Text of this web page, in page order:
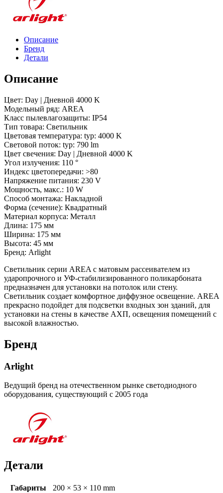
Day4000
(GR,
110
230V)
(Arlight,
IP54
3
Описание
Бренд
Детали
Описание
Цвет: Day | Дневной 4000 K
Модельный ряд: AREA
Класс пылевлагозащиты: IP54
Тип товара: Светильник
Цветовая температура: typ: 4000 K
Световой поток: typ: 790 lm
Цвет свечения: Day | Дневной 4000 K
Угол излучения: 110 °
Индекс цветопередачи: >80
Напряжение питания: 230 V
Мощность, макс.: 10 W
Способ монтажа: Накладной
Форма (сечение): Квадратный
Материал корпуса: Металл
Длина: 175 мм
Ширина: 175 мм
Высота: 45 мм
Бренд: Arlight
Светильник серии AREA с матовым рассеивателем из
ударопрочного и УФ-стабилизированного поликарбоната
предназначен для установки на потолок или стену.
Светильник создает комфортное диффузное освещение. AREA
прекрасно подойдет для подсветки входных зон зданий, для
установки на стены в качестве АХП, освещения помещений с
высокой влажностью.
Бренд
Arlight
Ведущий бренд на отечественном рынке светодиодного
оборудования, существующий с 2005 года
Детали
Габариты 200 × 53 × 110 mm